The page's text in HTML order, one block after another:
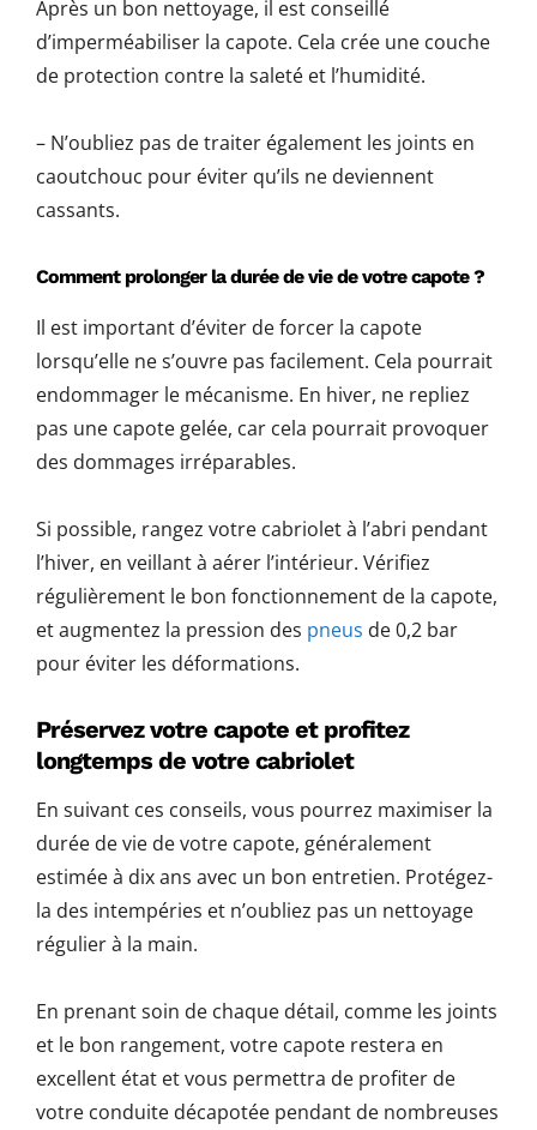
Après un bon nettoyage, il est conseillé
d’imperméabiliser la capote. Cela crée une couche
de protection contre la saleté et l’humidité.
– N’oubliez pas de traiter également les joints en
caoutchouc pour éviter qu’ils ne deviennent
cassants.
Comment prolonger la durée de vie de votre capote ?
Il est important d’éviter de forcer la capote
lorsqu’elle ne s’ouvre pas facilement. Cela pourrait
endommager le mécanisme. En hiver, ne repliez
pas une capote gelée, car cela pourrait provoquer
des dommages irréparables.
Si possible, rangez votre cabriolet à l’abri pendant
l’hiver, en veillant à aérer l’intérieur. Vérifiez
régulièrement le bon fonctionnement de la capote,
et augmentez la pression des pneus de 0,2 bar
pour éviter les déformations.
Préservez votre capote et profitez
longtemps de votre cabriolet
En suivant ces conseils, vous pourrez maximiser la
durée de vie de votre capote, généralement
estimée à dix ans avec un bon entretien. Protégez-
la des intempéries et n’oubliez pas un nettoyage
régulier à la main.
En prenant soin de chaque détail, comme les joints
et le bon rangement, votre capote restera en
excellent état et vous permettra de profiter de
votre conduite décapotée pendant de nombreuses